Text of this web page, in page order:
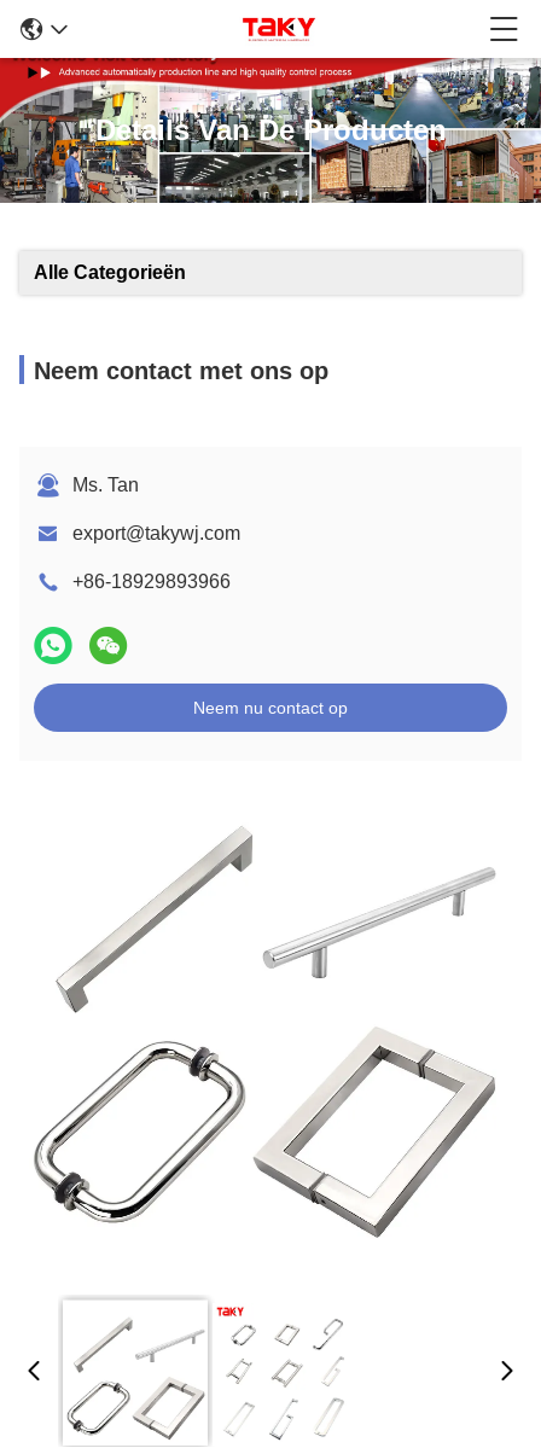
Details Van De Producten
Alle Categorieën
Neem contact met ons op
Ms. Tan
export@takywj.com
+86-18929893966
Neem nu contact op